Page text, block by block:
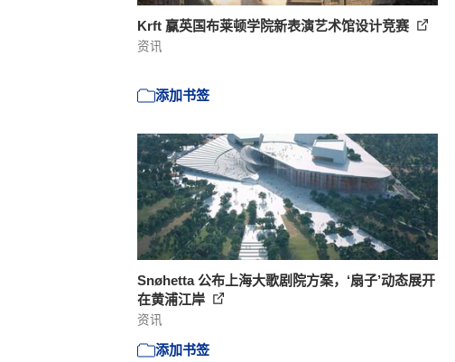
Krft 赢英国布莱顿学院新表演艺术馆设计竞赛
资讯
添加书签
Snøhetta 公布上海大歌剧院方案，‘扇子’动态展开
在黄浦江岸
资讯
添加书签